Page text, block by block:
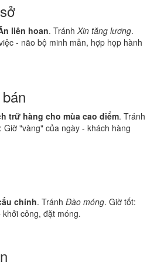
liên hoan. Tránh Xin tăng lương.
- não bộ minh mẫn, hợp họp hành
trữ hàng cho mùa cao điểm. Tránh
Giờ "vàng" của ngày - khách hàng
chính. Tránh Đào móng. Giờ tốt:
công, đặt móng.